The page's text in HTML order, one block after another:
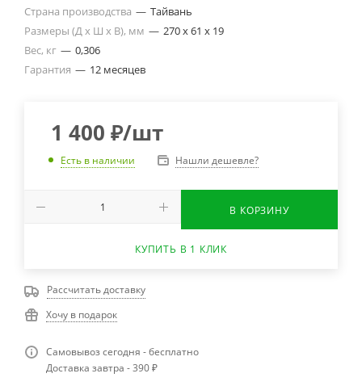
Страна производства — Тайвань
Размеры (Д x Ш x В), мм — 270 х 61 х 19
Вес, кг — 0,306
Гарантия — 12 месяцев
1 400 ₽/шт
Есть в наличии Нашли дешевле?
В КОРЗИНУ
КУПИТЬ В 1 КЛИК
Рассчитать доставку
Хочу в подарок
Самовывоз сегодня - бесплатно
Доставка завтра - 390 ₽